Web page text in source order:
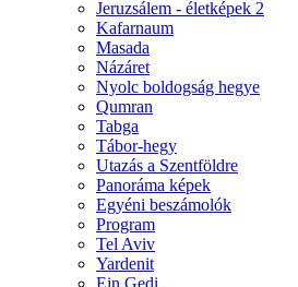
Jeruzsálem - életképek 2
Kafarnaum
Masada
Názáret
Nyolc boldogság hegye
Qumran
Tabga
Tábor-hegy
Utazás a Szentföldre
Panoráma képek
Egyéni beszámolók
Program
Tel Aviv
Yardenit
Ein Gedi